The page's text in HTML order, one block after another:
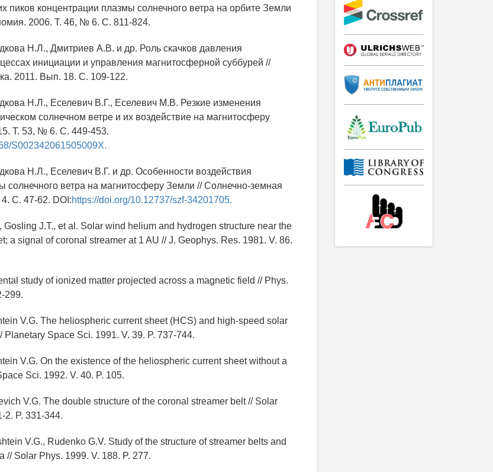
пиков концентрации плазмы солнечного ветра на орбите Земли
2006. Т. 46, № 6. С. 811-824.
Н.Л., Дмитриев А.В. и др. Роль скачков давления
инициации и управления магнитосферной суббурей //
2011. Вып. 18. С. 109-122.
Н.Л., Еселевич В.Г., Еселевич М.В. Резкие изменения
солнечном ветре и их воздействие на магнитосферу
Т. 53, № 6. С. 449-453.
S002342061505009X.
Н.Л., Еселевич В.Г. и др. Особенности воздействия
солнечного ветра на магнитосферу Земли // Солнечно-земная
С. 47-62. DOI:https://doi.org/10.12737/szf-34201705.
Gosling J.T., et al. Solar wind helium and hydrogen structure near the
a signal of coronal streamer at 1 AU // J. Geophys. Res. 1981. V. 86.
study of ionized matter projected across a magnetic field // Phys.
299.
V.G. The heliospheric current sheet (HCS) and high-speed solar
Planetary Space Sci. 1991. V. 39. P. 737-744.
V.G. On the existence of the heliospheric current sheet without a
Sсi. 1992. V. 40. P. 105.
V.G. The double structure of the coronal streamer belt // Solar
2. P. 331-344.
V.G., Rudenko G.V. Study of the structure of streamer belts and
// Solar Phys. 1999. V. 188. P. 277.